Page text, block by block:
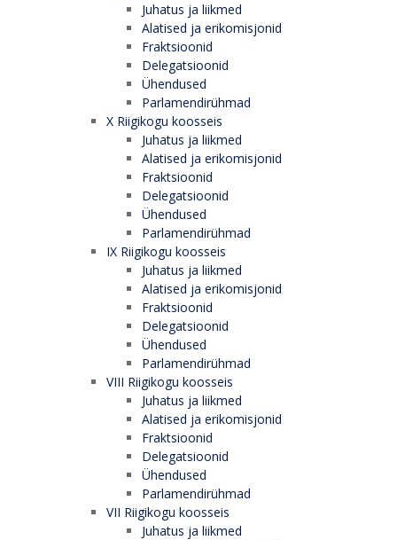
Juhatus ja liikmed
Alatised ja erikomisjonid
Fraktsioonid
Delegatsioonid
Ühendused
Parlamendirühmad
X Riigikogu koosseis
Juhatus ja liikmed
Alatised ja erikomisjonid
Fraktsioonid
Delegatsioonid
Ühendused
Parlamendirühmad
IX Riigikogu koosseis
Juhatus ja liikmed
Alatised ja erikomisjonid
Fraktsioonid
Delegatsioonid
Ühendused
Parlamendirühmad
VIII Riigikogu koosseis
Juhatus ja liikmed
Alatised ja erikomisjonid
Fraktsioonid
Delegatsioonid
Ühendused
Parlamendirühmad
VII Riigikogu koosseis
Juhatus ja liikmed